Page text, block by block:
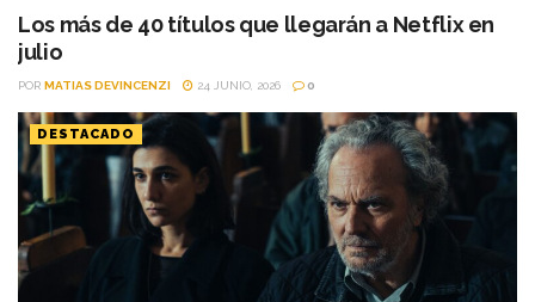
de...
Los más de 40 títulos que llegarán a Netflix en
julio
POR MATIAS DEVINCENZI 24 JUNIO, 2026 0
DESTACADO